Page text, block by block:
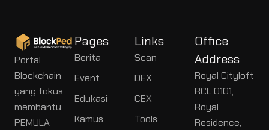
Portal
Blockchain
yang fokus
membantu
PEMULA
Pages
Berita
Event
Edukasi
Kamus
Links
Scan
DEX
CEX
Tools
Office
Address
Royal Cityloft
RCL 0101,
Royal
Residence,